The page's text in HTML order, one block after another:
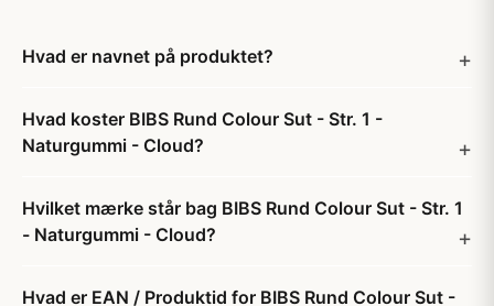
Hvad er navnet på produktet?
Hvad koster BIBS Rund Colour Sut - Str. 1 -
Naturgummi - Cloud?
Hvilket mærke står bag BIBS Rund Colour Sut - Str. 1
- Naturgummi - Cloud?
Hvad er EAN / Produktid for BIBS Rund Colour Sut -